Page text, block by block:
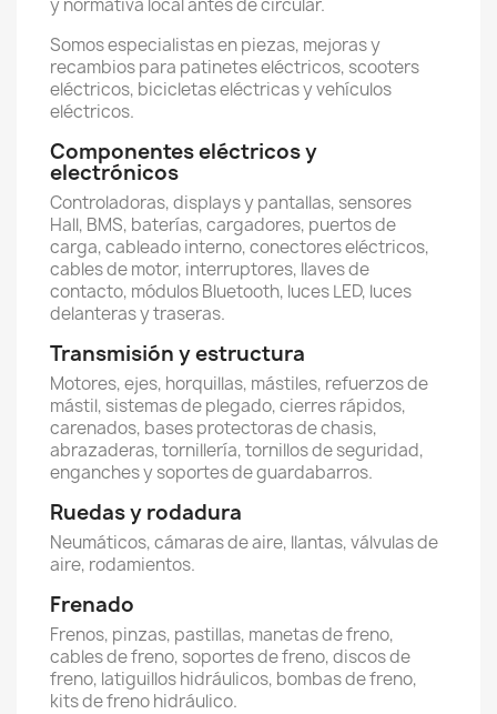
y normativa local antes de circular.
Somos especialistas en piezas, mejoras y
recambios para patinetes eléctricos, scooters
eléctricos, bicicletas eléctricas y vehículos
eléctricos.
Componentes eléctricos y
electrónicos
Controladoras, displays y pantallas, sensores
Hall, BMS, baterías, cargadores, puertos de
carga, cableado interno, conectores eléctricos,
cables de motor, interruptores, llaves de
contacto, módulos Bluetooth, luces LED, luces
delanteras y traseras.
Transmisión y estructura
Motores, ejes, horquillas, mástiles, refuerzos de
mástil, sistemas de plegado, cierres rápidos,
carenados, bases protectoras de chasis,
abrazaderas, tornillería, tornillos de seguridad,
enganches y soportes de guardabarros.
Ruedas y rodadura
Neumáticos, cámaras de aire, llantas, válvulas de
aire, rodamientos.
Frenado
Frenos, pinzas, pastillas, manetas de freno,
cables de freno, soportes de freno, discos de
freno, latiguillos hidráulicos, bombas de freno,
kits de freno hidráulico.